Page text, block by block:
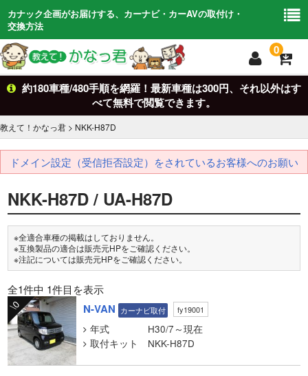
カナック企画がお届けする、カーナビ・カーAVの取付け・
交換方法
0
トップTOP
車からさがすCar Search
キットからさがすkit
基礎知識Basic
お問い合わせContact
約180車種/480手順を網羅！最新車種は300円、それ以外はす
べて無料で閲覧できます。
教えて！かなっ君 > NKK-H87D
ドメイン設定（受信拒否設定）をされているお客様へのお願い
NKK-H87D/ UA-H87D
※全適合車種の掲載はしておりません。
※互換製品の適合は販売元HPをご確認ください。
※注記については販売元HPをご確認ください。
全1件中 1件目を表示
N-VAN カーナビ取付 fy19001
年式
H30/7～現在
取付キット
NKK-H87D
\0